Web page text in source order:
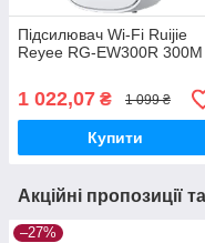
Підсилювач Wi-Fi Ruijie
Reyee RG-EW300R 300М
1 022,07 ₴ 1 099 ₴
Купити
Акційні пропозиції
–27%